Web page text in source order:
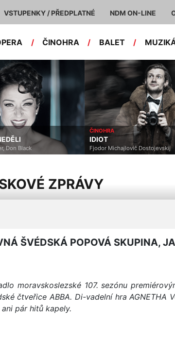
VSTUPENKY / PŘEDPLATNÉ NDM ON-LINE
/ ČINOHRA / BALET /
Don Black
ČINOHRA
IDIOT
Fjodor Michajlovič Dostojevskij
ZPRÁVY
ŠVÉDSKÁ POPOVÁ SKUPINA,
moravskoslezské 107. sezónu
čtveřice ABBA. Di-vadelní hraAGNETHA
pár hitů kapely.